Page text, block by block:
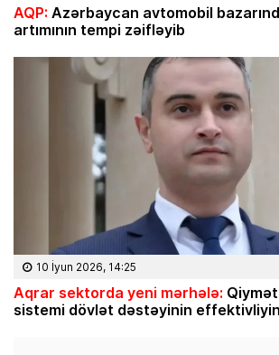
AQP: Azərbaycan avtomobil
artımının tempi zəifləyib
10 İyun 2026, 14:25
Aqrar sektorda yeni mərhələ:
sistemi dövlət dəstəyinin